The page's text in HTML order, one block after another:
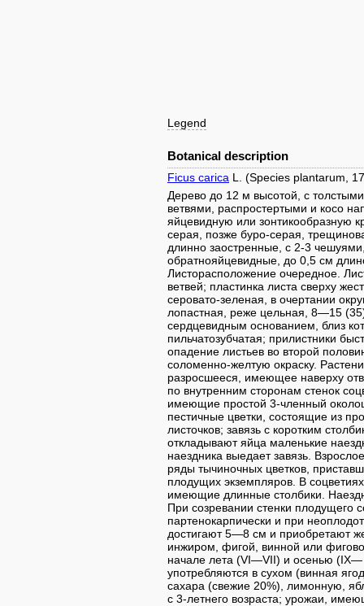
Legend
Botanical description
Ficus carica L. (Species plantarum,
Дерево до 12 м высотой, с
ветвями, распростертыми и косо
яйцевидную или зонтикообразную
серая, позже буро-серая,
длинно заостренные, с 2-3
обратнояйцевидные, до 0,5 см
Листорасположение очередное.
ветвей; пластинка листа сверху
серовато-зеленая, в очертании
лопастная, реже цельная, 8—15
сердцевидным основанием, близ
пильчатозубчатая; прилистники
опадение листьев во второй
соломенно-желтую окраску.
разросшееся, имеющее наверху
по внутренним сторонам стенок
имеющие простой 3-членный
пестичные цветки, состоящие из
листочков; завязь с коротким
откладывают яйца маленькие
наездника выедает завязь.
ряды тычиночных цветков,
плодущих экземпляров. В
имеющие длинные столбики.
При созревании стенки плодущего
партенокарпически и при
достигают 5—8 см и приобретают
инжиром, фигой, винной или
начале лета (VI—VII) и осенью
употребляются в сухом (винная
сахара (свежие 20%), лимонную,
с 3-летнего возраста; урожаи,